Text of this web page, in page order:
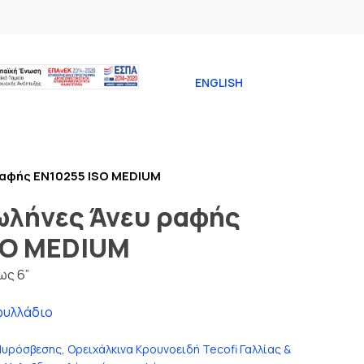
ENGLISH
EN10255 ISO MEDIUM
Άνευ ραφής
MEDIUM
6”
, Ορειχάλκινα Κρουνοειδή Tecofi Γαλλίας &